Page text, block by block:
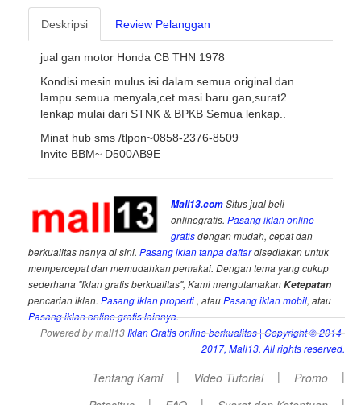
Deskripsi Review Pelanggan
jual gan motor Honda CB THN 1978
Kondisi mesin mulus isi dalam semua original dan
lampu semua menyala,cet masi baru gan,surat2
lenkap mulai dari STNK & BPKB Semua lenkap..
Minat hub sms /tlpon~0858-2376-8509
Invite BBM~ D500AB9E
Mall13.comSitus jual beli
onlinegratis.Pasang iklan online
gratisdengan mudah, cepat dan
berkualitas hanya di sini. Pasang iklan tanpa daftardisediakan untuk
mempercepat dan memudahkan pemakai. Dengan tema yang cukup
sederhana "Iklan gratis berkualitas", Kami mengutamakanKetepatan
pencarian iklan. Pasang iklan properti , atauPasang iklan mobil, atau
Pasang iklan online gratis lainnya.
Powered by mall13Iklan Gratis online berkualitas| Copyright © 2014-
2017, Mall13. All rights reserved.
Tentang Kami | Video Tutorial | Promo
|